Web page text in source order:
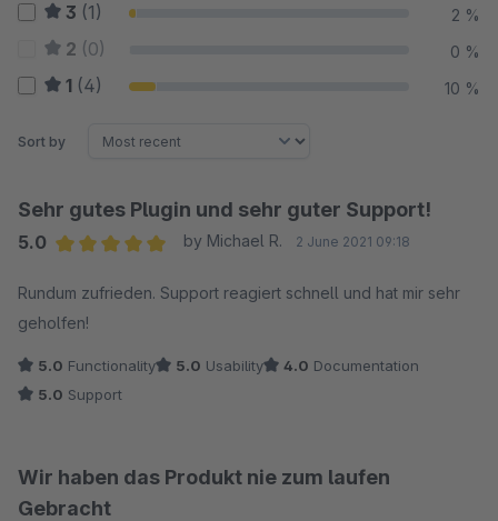
3 (1) 2 %
2 (0) 0 %
1 (4) 10 %
Sort by
Sehr gutes Plugin und sehr guter Support!
5.0
by Michael R. 2 June 2021 09:18
Rundum zufrieden. Support reagiert schnell und hat mir sehr
geholfen!
5.0 Functionality 5.0 Usability 4.0 Documentation
5.0 Support
Wir haben das Produkt nie zum laufen
Gebracht